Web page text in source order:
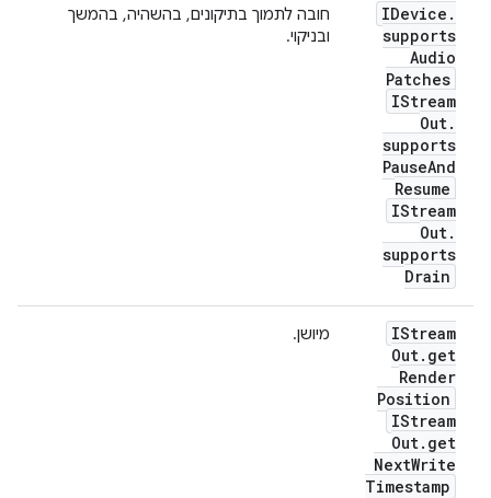
IDevice .
supports
Audio
Patches
IStream
Out.
supports
PauseAnd
Resume
IStream
Out.
supports
Drain
חובה לתמוך בתיקונים, בהשהיה, בהמשך
ובניקוי.
IStream
Out. get
Render
Position
IStream
Out. get
NextWrite
Timestamp
מיושן.